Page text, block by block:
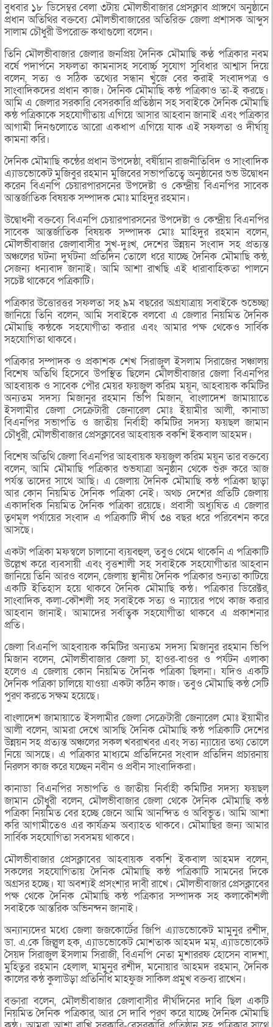
বুধবার ১৮ ডিসেম্বর বেলা ৩টায় মৌলভীবাজার প্রেসক্লাব প্রাঙ্গণে অনুষ্ঠানে
প্রধান অতিথির বক্তব্যে মৌলভীবাজারের অতিরিক্ত জেলা প্রশাসক আব্দুস
সালাম চৌধুরী উপরোক্ত কথাগুলো বলেন।
তিনি মৌলভীবাজার জেলার জনপ্রিয় দৈনিক মৌমাছি কণ্ঠ পত্রিকার নবম
বর্ষে পদার্পনে সফলতা কামনাসহ সবোর্চ্চ সুযোগ সুবিধার আশ্বাস দিয়ে
বলেন, সত্য ও সঠিক তথ্যের সন্ধান খুঁজে বের করাই সংবাদপত্র ও
সাংবাদিকদের প্রধান কাজ। দৈনিক মৌমাছি কন্ঠ পত্রিকাও তা-ই করছে।
আমি এ জেলার সরকারি বেসরকারি প্রতিষ্ঠান সহ সবাইকে দৈনিক মৌমাছি
কন্ঠ পত্রিকাকে সহযোগীতায় এগিয়ে আসার আহবান জানাই এবং পত্রিকার
আগামী দিনগুলোতে আরো একধাপ এগিয়ে যাক এই সফলতা ও দীর্ঘায়ূ
কামনা করি।
দৈনিক মৌমাছি কন্ঠের প্রধান উপদেষ্ঠা, বর্ষীয়ান রাজনীতিবিদ ও সাংবাদিক
এ্যাডভোকেট মুজিবুর রহমান মুজিবের সভাপতিত্বে অনুষ্ঠানের শুভ উদ্বোধন
করেন বিএনপি চেয়ারপারসনের উপদেষ্টা ও কেন্দ্রীয় বিএনপির সাবেক
আন্তর্জাতিক বিষয়ক সম্পাদক মোঃ মাহিদুর রহমান।
উদ্বোধনী বক্তব্যে বিএনপি চেয়ারপারসনের উপদেষ্টা ও কেন্দ্রীয় বিএনপির
সাবেক আন্তর্জাতিক বিষয়ক সম্পাদক মোঃ মাহিদুর রহমান বলেন,
মৌলভীবাজার জেলাবাসীর সুখ-দুঃখ, দেশের উন্নয়ন সংবাদ সহ প্রত্যন্ত
অঞ্চলের ঘটনা দুর্ঘটনা প্রতিদিন তোলে ধরে যাচ্ছে দৈনিক মৌমাছি কন্ঠ,
সেজন্য ধন্যবাদ জানাই। আমি আশা রাখছি এই ধারাবাহিকতা পালনে
সচেষ্ট থাকেবে পত্রিকাটি।
পত্রিকার উত্তোরত্তর সফলতা সহ ৯ম বছরের অগ্রযাত্রায় সবাইকে শুভেচ্ছা
জানিয়ে তিনি বলেন, আমি সবাইকে বলবো এ জেলার নিয়মিত দৈনিক
মৌমাছি কন্ঠকে সহযোগীতা করার এবং আমার পক্ষ থেকেও সার্বিক
সহযোগিতা থাকবে।
পত্রিকার সম্পাদক ও প্রকাশক শেখ সিরাজুল ইসলাম সিরাজের সঞ্চালয়
বিশেষ অতিথি হিসেবে উপস্থিত ছিলেন মৌলভীবাজার জেলা বিএনপির
আহবায়ক ও সাবেক পৌর মেয়র ফয়জুল করিম ময়ূন, আহবায়ক কমিটির
অন্যতম সদস্য মিজানুর রহমান ভিপি মিজান, বাংলাদেশ জামায়াতে
ইসলামীর জেলা সেক্রেটারী জেনারেল মোঃ ইয়ামীর আলী, কানাডা
বিএনপির সভাপতি ও জাতীয় নির্বাহী কমিটির সদস্য ফয়ছল জামান
চৌধুরী, মৌলভীবাজার প্রেসক্লাবের আহবায়ক বকশি ইকবাল আহমদ।
বিশেষ অতিথি জেলা বিএনপির আহবায়ক ফয়জুল করিম ময়ূন তার বক্তব্যে
বলেন, আমি মৌমাছি পত্রিকার শুভযাত্রা অনুষ্ঠান থেকে শুরু করে আজ
পর্যন্ত তাদের সাথে আছি। এ জেলায় দৈনিক মৌমাছি কন্ঠ পত্রিকা ছাড়া
আর কোন নিয়মিত দৈনিক পত্রিকা নেই। অথচ দেশের প্রতিটি জেলায়
একাদধিক নিয়মিত দৈনিক পত্রিকা রয়েছে। প্রবাসী অধ্যুষিত এ জেলার
তৃণমূল পর্যায়ের সংবাদ এ পত্রিকাটি দীর্ঘ ৩৪ বছর ধরে পরিবেশন করে
আসছে।
একটা পত্রিকা মফস্বলে চালানো ব্যয়বহুল, তবুও থেমে থাকেনি এ পত্রিকাটি
উল্লেখ করে ব্যবসায়ী এবং বৃত্তশালী সহ সবাইকে সহযোগীতার আহবান
জানিয়ে তিনি আরও বলেন, জেলায় স্থানীয় দৈনিক পত্রিকার শুন্যতা কাটিয়ে
একটি ইতিহাস হয়ে থাকবে দৈনিক মৌমাছি কন্ঠ। পত্রিকার ডিরেক্টর,
সাংবাদিক, কলা-কৌশলী সহ সবাইকে সত্য ও ন্যায়ের পথে কাজ করার
আহবান জানাই। আমাদের সর্বাত্বক সহযোগীতা থাকবে এ প্রকাশনার
প্রতি।
জেলা বিএনপি আহবায়ক কমিটির অন্যতম সদস্য মিজানুর রহমান ভিপি
মিজান বলেন, মৌলভীবাজার জেলা চা, হাওর-বাওর ও পর্যটন এলাকা
হলেও এ জেলায় কোন নিয়মিত দৈনিক পত্রিকা ছিলনা। যদিও একটি
দৈনিক পত্রিকা চালিয়ে যাওয়া একটা কঠিন কাজ। তবুও মৌমাছি কন্ঠ সেটি
পুরণ করতে সক্ষম হয়েছে।
বাংলাদেশ জামায়াতে ইসলামীর জেলা সেক্রেটারী জেনারেল মোঃ ইয়ামীর
আলী বলেন, আমরা দেখে আসছি দৈনিক মৌমাছি কন্ঠ পত্রিকাটি দেশের
উন্নয়ন সহ প্রত্যন্ত অঞ্চলের সকল খবরাখবর এবং সত্য ন্যায়ের তথ্য তোলে
নিয়ে আসছে। এ পত্রিকার মাধ্যমে প্রতিদিনের সংবাদ প্রতিদিন প্রচারনায়
নিরলস কাজ করে যচ্ছেন নবীন ও প্রবীন সাংবাদিকরা।
কানাডা বিএনপির সভাপতি ও জাতীয় নির্বাহী কমিটির সদস্য ফয়ছল
জামান চৌধুরী বলেন, মৌলভীবাজার জেলা থেকে দৈনিক মৌমাছি কন্ঠ
পত্রিকা নিয়মিত বের হচ্ছে জেনে আমি আনন্দিত ও অবিভুত। আমি আশা
করি আগামীতেও এর কার্যক্রম অব্যাহত থাকবে। মৌমাছির জন্য আমার
সার্বিক সহযোগিতা সবসময় থাকবে।
মৌলভীবাজার প্রেসক্লাবের আহবায়ক বকশি ইকবাল আহমদ বলেন,
সকলের সহযোগিতায় দৈনিক মৌমাছি কন্ঠ পত্রিকাটি সামনের দিকে
অগ্রসর হচ্ছে। যা অবশ্যই প্রসংশার দাবী রাখে। মৌলভীবাজার প্রেসক্লাবের
পক্ষ থেকে দৈনিক মৌমাছি কন্ঠ পত্রিকার সম্পাদক সহ কলাকৌশলী
সবাইকে আন্তরিক অভিনন্দন জানাই।
অন্যান্যদের মধ্যে জেলা জজকোর্টের জিপি এ্যাডভোকেট মামুনুর রশীদ,
ডা. এ.কে জিল্লুল হক, এ্যাডভোকেট মোশতাক আহমদ মম্, এ্যাডভোকেট
সৈয়দ সিরাজুল ইসলাম সিরাজী, বিএনপি নেতা মুশাররফ হোসেন বাদশা,
মুহিতুর রহমান হেলাল, মামুনুর রশীদ, মনোয়ার আহমদ রহমান, দৈনিক
কালের কন্ঠ কুলাউড়া প্রতিনিধি মাহফুজ সাকিল প্রমুখ বক্তব্য রাখেন।
বক্তারা বলেন, মৌলভীবাজার জেলাবাসীর দীর্ঘদিনের দাবি ছিল একটি
নিয়মিত দৈনিক পত্রিকার, আর সে দাবি পূরণ করে যাচ্ছে দৈনিক মৌমাছি